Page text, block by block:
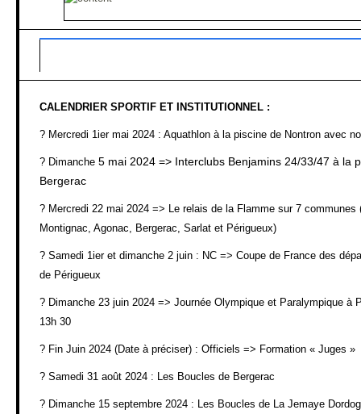
CALENDRIER SPORTIF ET INSTITUTIONNEL :
? Mercredi 1ier mai 2024 : Aquathlon à la piscine de Nontron avec
? Dimanche 5 mai 2024 => Interclubs Benjamins 24/33/47 à la
Bergerac
? Mercredi 22 mai 2024 => Le relais de la Flamme sur 7 communes
Montignac, Agonac, Bergerac, Sarlat et Périgueux)
? Samedi 1ier et dimanche 2 juin : NC => Coupe de France des
de Périgueux
? Dimanche 23 juin 2024 => Journée Olympique et Paralympique à
13h 30
? Fin Juin 2024 (Date à préciser) : Officiels => Formation « Juges »
? Samedi 31 août 2024 : Les Boucles de Bergerac
? Dimanche 15 septembre 2024 : Les Boucles de La Jemaye